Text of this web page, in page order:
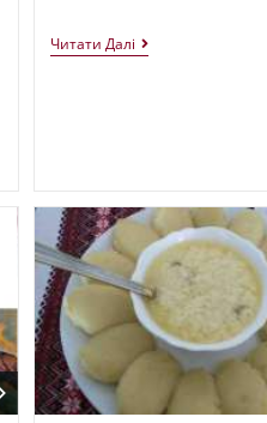
Читати Далі